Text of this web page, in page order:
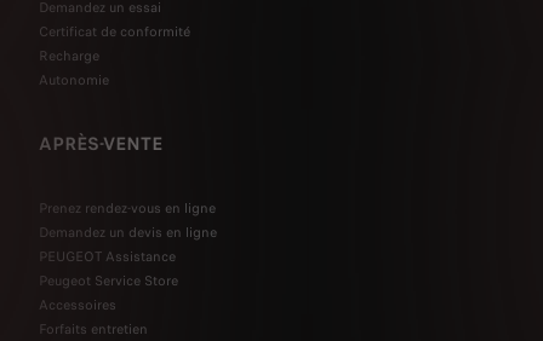
Demandez un essai
Certificat de conformité
Recharge
Autonomie
APRÈS-VENTE
Prenez rendez-vous en ligne
Demandez un devis en ligne
PEUGEOT Assistance
Peugeot Service Store
Accessoires
Forfaits entretien